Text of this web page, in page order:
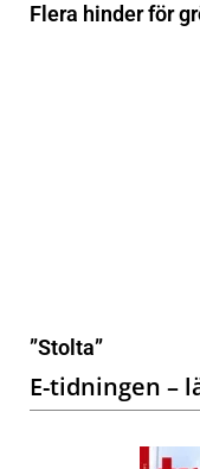
Flera hinder för
”Stolta”
E-tidningen –